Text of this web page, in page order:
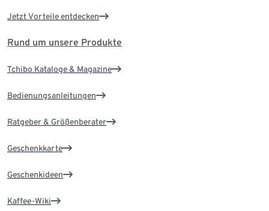
Jetzt Vorteile entdecken
Rund um unsere Produkte
Tchibo Kataloge & Magazine
Bedienungsanleitungen
Ratgeber & Größenberater
Geschenkkarte
Geschenkideen
Kaffee-Wiki